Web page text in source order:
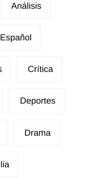
Análisis
Crítica
Deportes
Drama